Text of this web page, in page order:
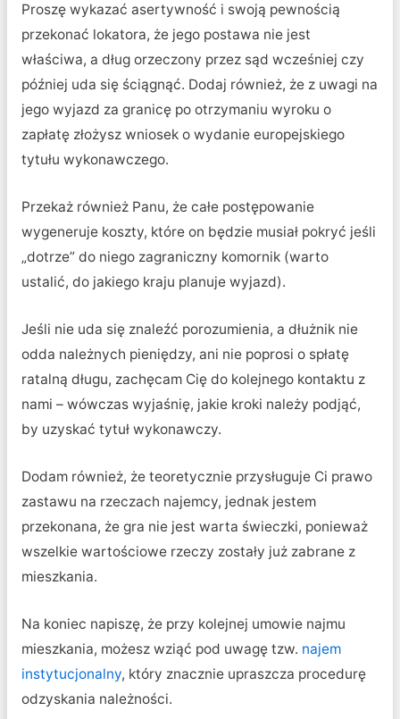
Proszę wykazać asertywność i swoją pewnością
przekonać lokatora, że jego postawa nie jest
właściwa, a dług orzeczony przez sąd wcześniej czy
później uda się ściągnąć. Dodaj również, że z uwagi na
jego wyjazd za granicę po otrzymaniu wyroku o
zapłatę złożysz wniosek o wydanie europejskiego
tytułu wykonawczego.
Przekaż również Panu, że całe postępowanie
wygeneruje koszty, które on będzie musiał pokryć jeśli
„dotrze” do niego zagraniczny komornik (warto
ustalić, do jakiego kraju planuje wyjazd).
Jeśli nie uda się znaleźć porozumienia, a dłużnik nie
odda należnych pieniędzy, ani nie poprosi o spłatę
ratalną długu, zachęcam Cię do kolejnego kontaktu z
nami – wówczas wyjaśnię, jakie kroki należy podjąć,
by uzyskać tytuł wykonawczy.
Dodam również, że teoretycznie przysługuje Ci prawo
zastawu na rzeczach najemcy, jednak jestem
przekonana, że gra nie jest warta świeczki, ponieważ
wszelkie wartościowe rzeczy zostały już zabrane z
mieszkania.
Na koniec napiszę, że przy kolejnej umowie najmu
mieszkania, możesz wziąć pod uwagę tzw. najem
instytucjonalny, który znacznie upraszcza procedurę
odzyskania należności.